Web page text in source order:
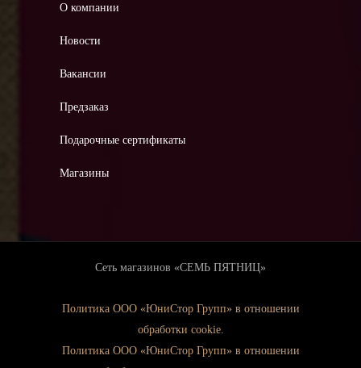
О компании
Новости
Вакансии
Предзаказ
Подарочные сертификаты
Магазины
Сеть магазинов «СЕМЬ ПЯТНИЦ»
Политика ООО «ЮниСтор Групп» в отношении
обработки cookie.
Политика ООО «ЮниСтор Групп» в отношении